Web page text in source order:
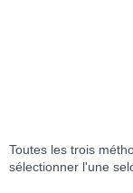
Toutes les trois
sélectionner l'une